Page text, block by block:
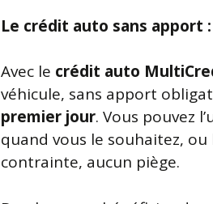
Le crédit auto sans apport
Avec le crédit auto
véhicule, sans apport
premier jour. Vous pouvez
quand vous le souhaitez,
contrainte, aucun piège.